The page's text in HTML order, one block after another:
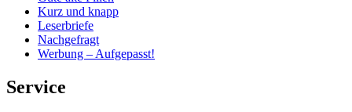
Kurz und knapp
Leserbriefe
Nachgefragt
Werbung – Aufgepasst!
Service